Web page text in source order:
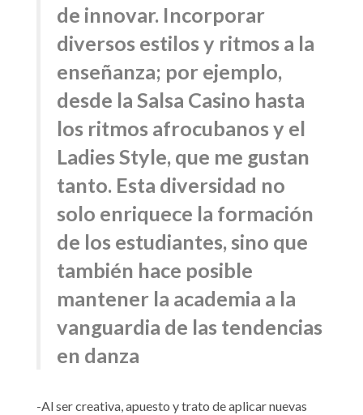
de innovar. Incorporar
diversos estilos y ritmos a la
enseñanza; por ejemplo,
desde la Salsa Casino hasta
los ritmos afrocubanos y el
Ladies Style, que me gustan
tanto. Esta diversidad no
solo enriquece la formación
de los estudiantes, sino que
también hace posible
mantener la academia a la
vanguardia de las tendencias
en danza
-Al ser creativa, apuesto y trato de aplicar nuevas